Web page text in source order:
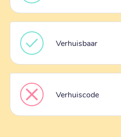
Verhuisbaar
Verhuiscode